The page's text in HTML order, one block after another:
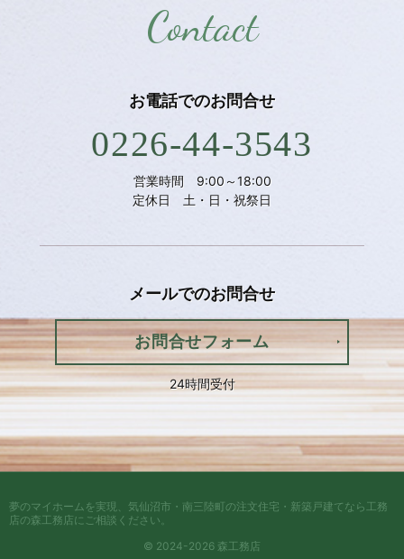
Contact
お電話でのお問合せ
0226-44-3543
営業時間 9:00～18:00
定休日 土・日・祝祭日
メールでのお問合せ
お問合せフォーム
24時間受付
© 2024-2026 森工務店
夢のマイホームを実現、 気仙沼市・南三陸町の注文住宅・新築戸建てなら工務
店の森工務店にご相談ください。